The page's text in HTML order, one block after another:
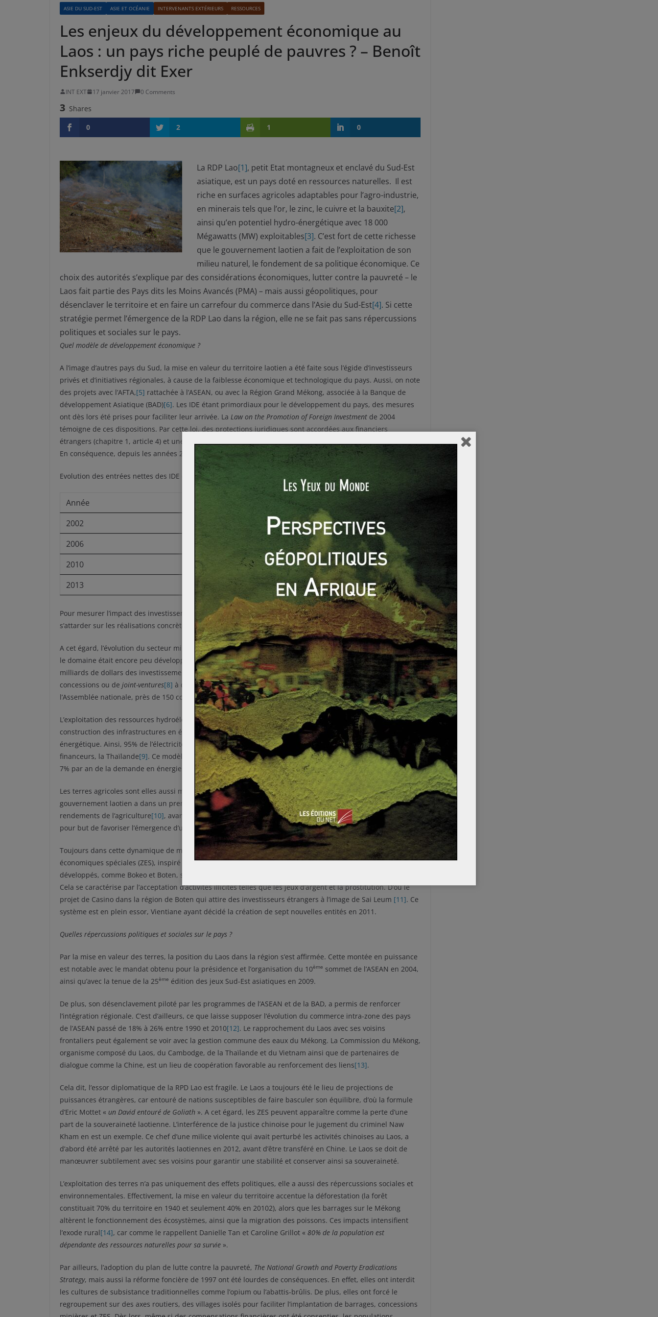
ASIE DU SUD-EST ASIE ET OCÉANIE INTERVENANTS EXTÉRIEURS RESSOURCES
Les enjeux du développement économique au
Laos : un pays riche peuplé de pauvres ? – Benoît
Enkserdjy dit Exer
INT EXT 17 janvier 2017 0 Comments
3 Shares
0
2 1 0
La RDP Lao[1], petit Etat montagneux et enclavé du Sud-Est
asiatique, est un pays doté en ressources naturelles. Il est
riche en surfaces agricoles adaptables pour l’agro-industrie,
en minerais tels que l’or, le zinc, le cuivre et la bauxite[2],
ainsi qu’en potentiel hydro-énergétique avec 18 000
Mégawatts (MW) exploitables[3]. C’est fort de cette richesse
que le gouvernement laotien a fait de l’exploitation de son
milieu naturel, le fondement de sa politique économique. Ce
choix des autorités s’explique par des considérations économiques, lutter contre la pauvreté – le
Laos fait partie des Pays dits les Moins Avancés (PMA) – mais aussi géopolitiques, pour
désenclaver le territoire et en faire un carrefour du commerce dans l’Asie du Sud-Est[4]. Si cette
stratégie permet l’émergence de la RDP Lao dans la région, elle ne se fait pas sans répercussions
politiques et sociales sur le pays.
Quel modèle de développement économique ?
A l’image d’autres pays du Sud, la mise en valeur du territoire laotien a été faite sous l’égide d’investisseurs
privés et d’initiatives régionales, à cause de la faiblesse économique et technologique du pays. Aussi, on note
des projets avec l’AFTA,[5] rattachée à l’ASEAN, ou avec la Région Grand Mékong, associée à la Banque de
développement Asiatique (BAD)[6]. Les IDE étant primordiaux pour le développement du pays, des mesures
ont dès lors été prises pour faciliter leur arrivée. La Law on the Promotion of Foreign Investment de 2004
témoigne de ces dispositions. Par cette loi, des protections juridiques sont accordées aux financiers
étrangers (chapitre 1, article 4) et une codification des formes d’investissement est mise en place (chapitre 2).
En conséquence, depuis les années 2000, le Laos enregistre une hausse très importante des IDE
.
Evolution des entrées nettes des IDE en RDP Lao entre 2002 et 2013
Année
Entrées nettes des IDE (BDP, $ US courants)
2002
4 451 297 $
2006
187 310 641 $
2010
278 805 903 $
2013
426 667 686 $
Pour mesurer l’impact des investissements étrangers dans la mise en valeur du territoire, il convient de
s’attarder sur les réalisations concrètes générées.
A cet égard, l’évolution du secteur minier est marquante. En 1991, lors de son ouverture aux investissements,
le domaine était encore peu développé. En 2009, il représente près de 7% du PIB et capte plus de 2,2
milliards de dollars des investissements étrangers dans le pays. L’extraction repose sur l’accord de
concessions ou de joint-ventures[8] à des personnes ou compagnies étrangères. Selon un rapport de
l’Assemblée nationale, près de 150 concessions ont été accordées entre 2007 et 20093.
L’exploitation des ressources hydroélectriques suit le même scénario. Les pays voisins investissent dans la
construction des infrastructures en échange d’un retour sur investissement par le biais de la production
énergétique. Ainsi, 95% de l’électricité produite par le barrage de Nam Theum sont rachetés par l’un de ses
financeurs, la Thaïlande[9]. Ce modèle de développement apparait judicieux en raison de la croissance de
7% par an de la demande en énergie hydroélectrique que connait le Sud-Est asiatique.
Les terres agricoles sont elles aussi mises en valeur. Souhaitant tirer des revenus de ces territoires, le
gouvernement laotien a dans un premier temps adopté une réforme foncière en 1997 pour améliorer les
rendements de l’agriculture[10], avant de mettre sur pied des systèmes de concessions terrestres. Elles ont
pour but de favoriser l’émergence d’une agro-industrie rentable et exportable comme celle de l’hévéa.
Toujours dans cette dynamique de mise en valeur du territoire, les autorités ont adopté le système des zones
économiques spéciales (ZES), inspiré de la Chine. Ces zones frontalières situées dans des territoires peu
développés, comme Bokeo et Boten, sont soumises à des régimes fiscaux et juridiques plus avantageux10.
Cela se caractérise par l’acceptation d’activités illicites telles que les jeux d’argent et la prostitution. D’où le
projet de Casino dans la région de Boten qui attire des investisseurs étrangers à l’image de Sai Leum [11]. Ce
système est en plein essor, Vientiane ayant décidé la création de sept nouvelles entités en 2011.
Quelles répercussions politiques et sociales sur le pays ?
Par la mise en valeur des terres, la position du Laos dans la région s’est affirmée. Cette montée en puissance
est notable avec le mandat obtenu pour la présidence et l’organisation du 10ème sommet de l’ASEAN en 2004,
ainsi qu’avec la tenue de la 25ème édition des jeux Sud-Est asiatiques en 2009.
De plus, son désenclavement piloté par les programmes de l’ASEAN et de la BAD, a permis de renforcer
l’intégration régionale. C’est d’ailleurs, ce que laisse supposer l’évolution du commerce intra-zone des pays
de l’ASEAN passé de 18% à 26% entre 1990 et 2010[12]. Le rapprochement du Laos avec ses voisins
frontaliers peut également se voir avec la gestion commune des eaux du Mékong. La Commission du Mékong,
organisme composé du Laos, du Cambodge, de la Thaïlande et du Vietnam ainsi que de partenaires de
dialogue comme la Chine, est un lieu de coopération favorable au renforcement des liens[13].
Cela dit, l’essor diplomatique de la RPD Lao est fragile. Le Laos a toujours été le lieu de projections de
puissances étrangères, car entouré de nations susceptibles de faire basculer son équilibre, d’où la formule
d’Eric Mottet « un David entouré de Goliath ». A cet égard, les ZES peuvent apparaître comme la perte d’une
part de la souveraineté laotienne. L’interférence de la justice chinoise pour le jugement du criminel Naw
Kham en est un exemple. Ce chef d’une milice violente qui avait perturbé les activités chinoises au Laos, a
d’abord été arrêté par les autorités laotiennes en 2012, avant d’être transféré en Chine. Le Laos se doit de
manœuvrer subtilement avec ses voisins pour garantir une stabilité et conserver ainsi sa souveraineté.
L’exploitation des terres n’a pas uniquement des effets politiques, elle a aussi des répercussions sociales et
environnementales. Effectivement, la mise en valeur du territoire accentue la déforestation (la forêt
constituait 70% du territoire en 1940 et seulement 40% en 20102), alors que les barrages sur le Mékong
altèrent le fonctionnement des écosystèmes, ainsi que la migration des poissons. Ces impacts intensifient
l’exode rural[14], car comme le rappellent Danielle Tan et Caroline Grillot « 80% de la population est
dépendante des ressources naturelles pour sa survie ».
Par ailleurs, l’adoption du plan de lutte contre la pauvreté, The National Growth and Poverty Eradications
Strategy, mais aussi la réforme foncière de 1997 ont été lourdes de conséquences. En effet, elles ont interdit
les cultures de subsistance traditionnelles comme l’opium ou l’abattis-brûlis. De plus, elles ont forcé le
regroupement sur des axes routiers, des villages isolés pour faciliter l’implantation de barrages, concessions